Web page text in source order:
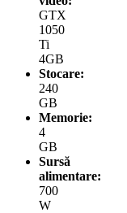
GTX
1050
Ti
4GB
Stocare:
240
GB
Memorie:
4
GB
Sursă
alimentare:
700
W